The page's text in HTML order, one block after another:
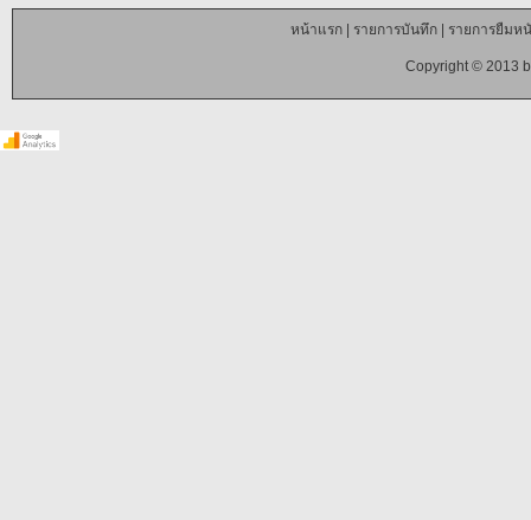
หน้าแรก| รายการบันทึก| รายการยืมห
Copyright © 2013